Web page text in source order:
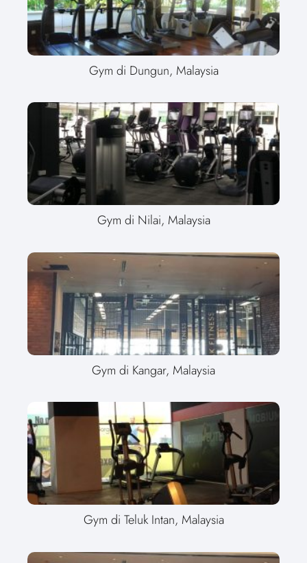
Gym di Dungun, Malaysia
Gym di Nilai, Malaysia
Gym di Kangar, Malaysia
Gym di Teluk Intan, Malaysia